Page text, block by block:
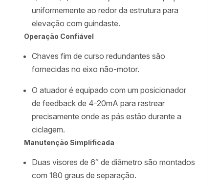
uniformemente ao redor da estrutura para
elevação com guindaste.
Operação Confiável
Chaves fim de curso redundantes são
fornecidas no eixo não-motor.
O atuador é equipado com um posicionador
de feedback de 4-20mA para rastrear
precisamente onde as pás estão durante a
ciclagem.
Manutenção Simplificada
Duas visores de 6″ de diâmetro são montados
com 180 graus de separação.